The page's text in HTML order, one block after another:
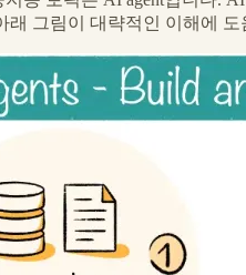
래 그림이 대략적인 이해에